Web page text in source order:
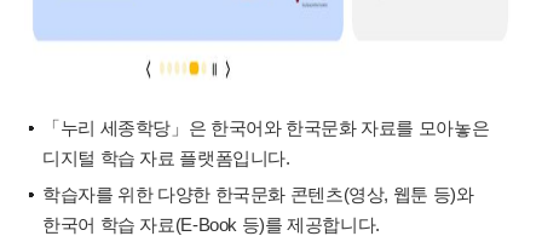
「누리 세종학당」은 한국어와 한국문화 자료를 모아놓은
디지털 학습 자료 플랫폼입니다.
학습자를 위한 다양한 한국문화 콘텐츠(영상, 웹툰 등)와
한국어 학습 자료(E-Book 등)를 제공합니다.